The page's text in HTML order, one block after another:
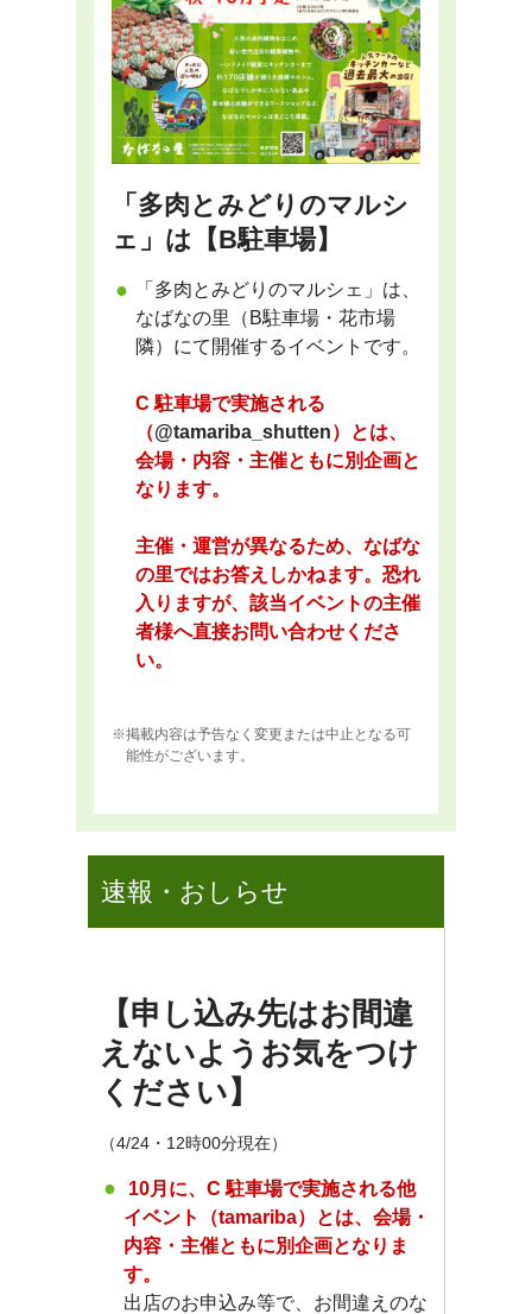
「多肉とみどりのマルシ
ェ」は【B駐車場】
「多肉とみどりのマルシェ」は、
なばなの里（B駐車場・花市場
隣）にて開催するイベントです。
C 駐車場で実施される
（@tamariba_shutten）とは、
会場・内容・主催ともに別企画と
なります。
主催・運営が異なるため、なばな
の里ではお答えしかねます。恐れ
入りますが、該当イベントの主催
者様へ直接お問い合わせくださ
い。
掲載内容は予告なく変更または中止となる可
能性がございます。
速報・おしらせ
【申し込み先はお間違
えないようお気をつけ
ください】
（4/24・12時00分現在）
10月に、C 駐車場で実施される他
イベント（tamariba）とは、会場・
内容・主催ともに別企画となりま
す。
出店のお申込み等で、お間違えのな